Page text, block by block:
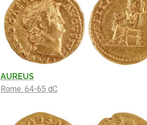
AUREUS
Rome. 64-65 dC